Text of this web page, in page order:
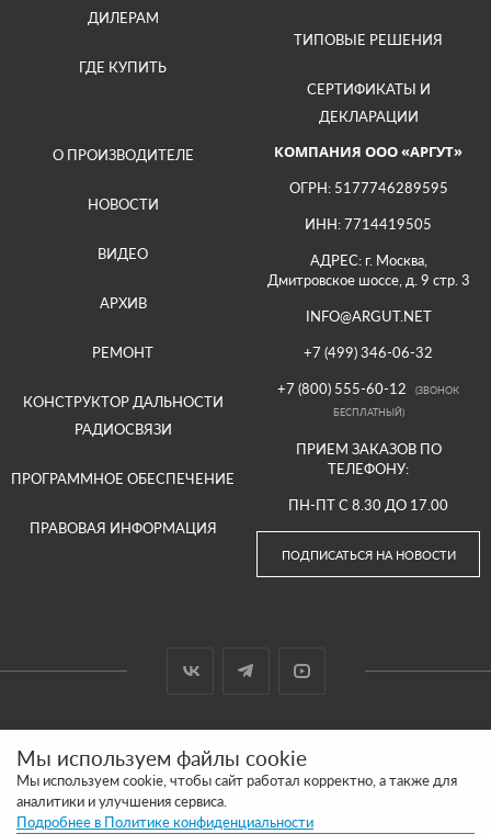
ДИЛЕРАМ
ГДЕ КУПИТЬ
ТИПОВЫЕ РЕШЕНИЯ
СЕРТИФИКАТЫ И
ДЕКЛАРАЦИИ
О ПРОИЗВОДИТЕЛЕ
НОВОСТИ
ВИДЕО
АРХИВ
РЕМОНТ
КОНСТРУКТОР ДАЛЬНОСТИ
РАДИОСВЯЗИ
ПРОГРАММНОЕ ОБЕСПЕЧЕНИЕ
ПРАВОВАЯ ИНФОРМАЦИЯ
КОМПАНИЯ ООО «АРГУТ»
ОГРН: 5177746289595
ИНН: 7714419505
АДРЕС: г. Москва,
Дмитровское шоссе, д. 9 стр. 3
INFO@ARGUT.NET
+7 (499) 346-06-32
+7 (800) 555-60-12
(ЗВОНОК
БЕСПЛАТНЫЙ)
ПРИЕМ ЗАКАЗОВ ПО
ТЕЛЕФОНУ:
ПН-ПТ С 8.30 ДО 17.00
ПОДПИСАТЬСЯ НА НОВОСТИ
САЙТ СДЕЛАН И ПРОДВИГАЕТСЯ В SITE UP
ПОЛИТИКА КОНФИДЕНЦИАЛЬНОСТИ
Мы используем файлы cookie
Мы используем cookie, чтобы сайт работал корректно, а также для
аналитики и улучшения сервиса.
Подробнее в Политике конфиденциальности